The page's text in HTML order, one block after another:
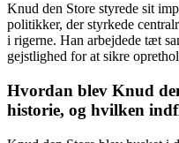
Knud den Store styrede sit
politikker, der styrkede
i rigerne. Han arbejdede tæt
gejstlighed for at sikre
Hvordan blev Knud
historie, og hvilken